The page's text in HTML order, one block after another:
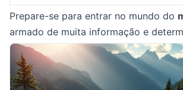
Prepare-se para entrar no mundo do
armado de muita informação e